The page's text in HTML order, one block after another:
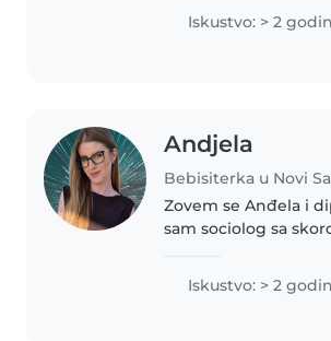
zabavno edukativno
Moje dosadašnje
obuhvata
Iskustvo: > 2
Andjela
Bebisiterka u Novi
Zovem se Anđela i
sam sociolog sa
uzrasta od 1 do 6
toga, privatno sam
prijateljima oko
Iskustvo: > 2